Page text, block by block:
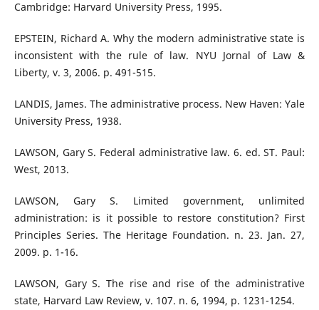
Cambridge: Harvard University Press, 1995.
EPSTEIN, Richard A. Why the modern administrative state is
inconsistent with the rule of law. NYU Jornal of Law &
Liberty, v. 3, 2006. p. 491-515.
LANDIS, James. The administrative process. New Haven: Yale
University Press, 1938.
LAWSON, Gary S. Federal administrative law. 6. ed. ST. Paul:
West, 2013.
LAWSON, Gary S. Limited government, unlimited
administration: is it possible to restore constitution? First
Principles Series. The Heritage Foundation. n. 23. Jan. 27,
2009. p. 1-16.
LAWSON, Gary S. The rise and rise of the administrative
state, Harvard Law Review, v. 107. n. 6, 1994, p. 1231-1254.